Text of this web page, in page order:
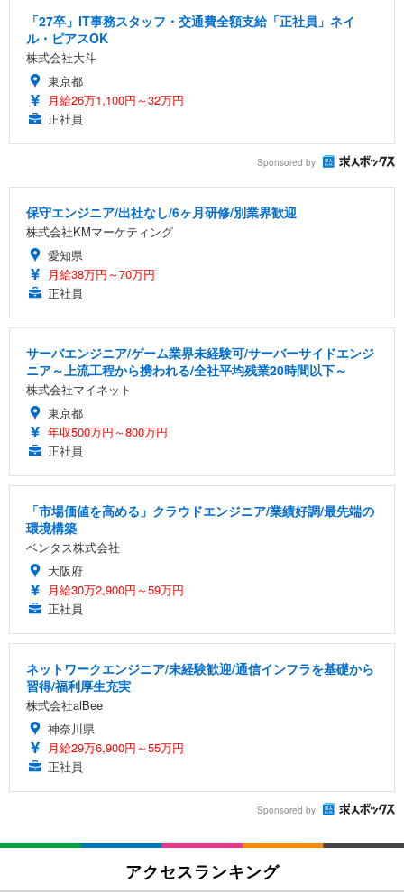
「27卒」IT事務スタッフ・交通費全額支給「正社員」ネイ
ル・ピアスOK
株式会社大斗
東京都
月給26万1,100円～32万円
正社員
Sponsored by
保守エンジニア/出社なし/6ヶ月研修/別業界歓迎
株式会社KMマーケティング
愛知県
月給38万円～70万円
正社員
サーバエンジニア/ゲーム業界未経験可/サーバーサイドエンジ
ニア～上流工程から携われる/全社平均残業20時間以下～
株式会社マイネット
東京都
年収500万円～800万円
正社員
「市場価値を高める」クラウドエンジニア/業績好調/最先端の
環境構築
ベンタス株式会社
大阪府
月給30万2,900円～59万円
正社員
ネットワークエンジニア/未経験歓迎/通信インフラを基礎から
習得/福利厚生充実
株式会社alBee
神奈川県
月給29万6,900円～55万円
正社員
Sponsored by
アクセスランキング